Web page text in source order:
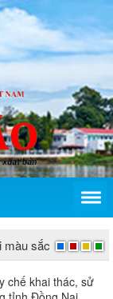
màu sắc
Ủy ban nhân
chế khai thác, sử